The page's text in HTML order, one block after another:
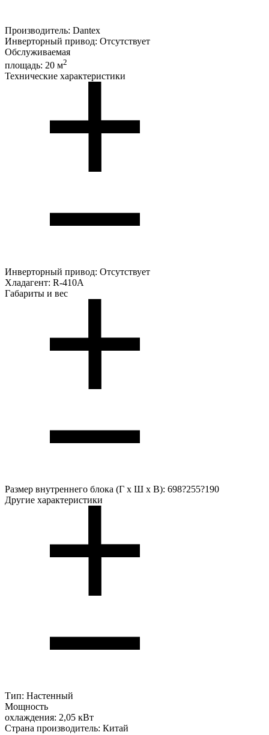
Производитель: Dantex
Инверторный привод: Отсутствует
Обслуживаемая
площадь: 20 м2
Технические характеристики
Инверторный привод: Отсутствует
Хладагент: R-410A
Габариты и вес
Размер внутреннего блока (Г х Ш х В): 698?255?190
Другие характеристики
Тип: Настенный
Мощность
охлаждения: 2,05 кВт
Страна производитель: Китай